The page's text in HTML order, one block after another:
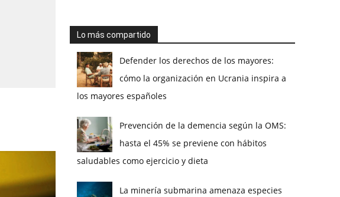
Lo más compartido
Defender los derechos de los mayores:
cómo la organización en Ucrania inspira a
los mayores españoles
Prevención de la demencia según la OMS:
hasta el 45% se previene con hábitos
saludables como ejercicio y dieta
La minería submarina amenaza especies